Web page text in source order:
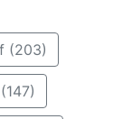
(203)